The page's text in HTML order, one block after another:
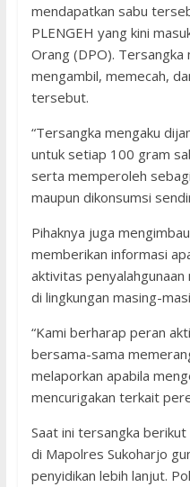
mendapatkan sabu
PLENGEH yang kini
Orang (DPO). Tersangka
mengambil, memecah,
tersebut.
“Tersangka mengaku
untuk setiap 100 gram
serta memperoleh
maupun dikonsumsi
Pihaknya juga
memberikan informasi
aktivitas
di lingkungan masing-
“Kami berharap peran
bersama-sama
melaporkan apabila
mencurigakan terkait
Saat ini tersangka
di Mapolres Sukoharjo
penyidikan lebih lanjut.